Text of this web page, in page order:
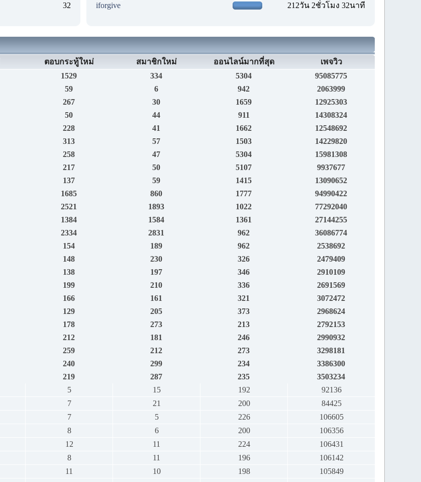
32
iforgive
212วัน 2ชั่วโมง 32นาที
ตอบกระทู้ใหม่ สมาชิกใหม่ ออนไลน์มากที่สุด
เพจวิว
1529 334 5304
95085775
59 6 942
2063999
267 30 1659
12925303
50 44 911
14308324
228 41 1662
12548692
313 57 1503
14229820
258 47 5304
15981308
217 50 5107
9937677
137 59 1415
13090652
1685 860 1777
94990422
2521 1893 1022
77292040
1384 1584 1361
27144255
2334 2831 962
36086774
154 189 962
2538692
148 230 326
2479409
138 197 346
2910109
199 210 336
2691569
166 161 321
3072472
129 205 373
2968624
178 273 213
2792153
212 181 246
2990932
259 212 273
3298181
240 299 234
3386300
219 287 235
3503234
5 15 192
92136
7 21 200
84425
7 5 226
106605
8 6 200
106356
12 11 224
106431
8 11 196
106142
11 10 198
105849